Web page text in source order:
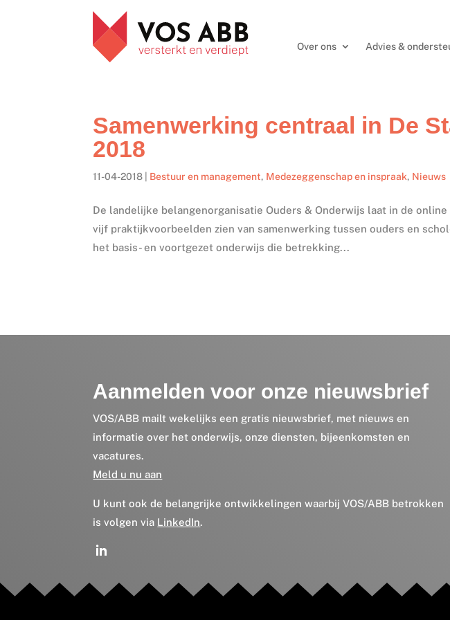
Over ons Advies &
Samenwerking centraal in De
2018
11-04-2018 Bestuur en management, Medezeggenschap en inspraak, Nieuws
De landelijke belangenorganisatie Ouders & Onderwijs laat in de
vijf praktijkvoorbeelden zien van samenwerking tussen ouders en
het basis- en voortgezet onderwijs die betrekking...
Aanmelden voor onze nieuwsbrief
VOS/ABB mailt wekelijks een gratis nieuwsbrief, met nieuws en
informatie over het onderwijs, onze diensten, bijeenkomsten en
vacatures.
Meld u nu aan
U kunt ook de belangrijke ontwikkelingen waarbij VOS/ABB betrokken
is volgen via LinkedIn.